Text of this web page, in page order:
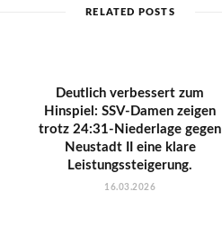
RELATED POSTS
Deutlich verbessert zum
Hinspiel: SSV-Damen zeigen
trotz 24:31-Niederlage gegen
Neustadt II eine klare
Leistungssteigerung.
16.03.2026